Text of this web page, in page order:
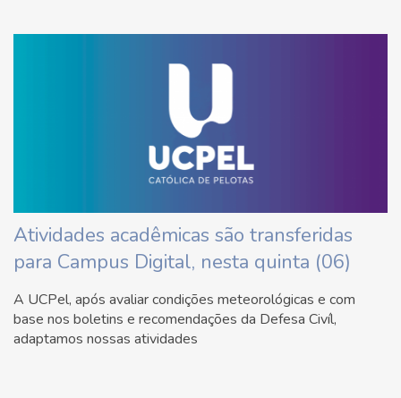
Atividades acadêmicas são transferidas
para Campus Digital, nesta quinta (06)
A UCPel, após avaliar condições meteorológicas e com
base nos boletins e recomendações da Defesa Civíl,
adaptamos nossas atividades